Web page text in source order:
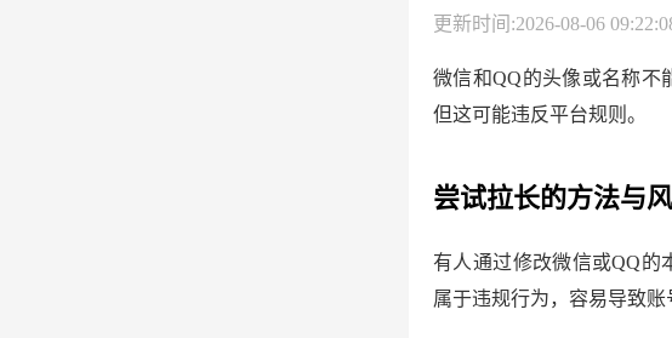
更新时间:2026-08-06
微信和QQ的头像或名称不
但这可能违反平台规则。
尝试拉长的方法与
有人通过修改微信或QQ的
属于违规行为，容易导致账